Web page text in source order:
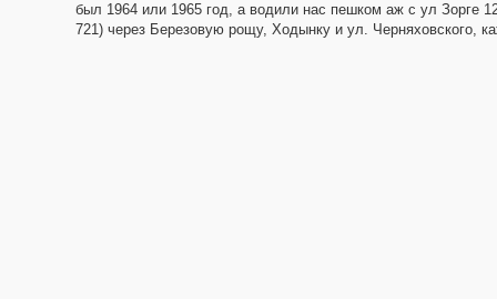
был 1964 или 1965 год, а водили нас пешком аж с ул Зорге
721) через Березовую рощу, Ходынку и ул. Черняховского,